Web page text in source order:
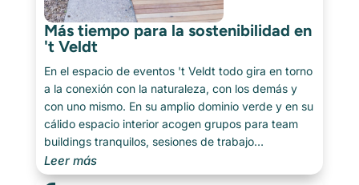
Más tiempo para la sostenibilidad en
't Veldt
En el espacio de eventos 't Veldt todo gira en torno
a la conexión con la naturaleza, con los demás y
con uno mismo. En su amplio dominio verde y en su
cálido espacio interior acogen grupos para team
buildings tranquilos, sesiones de trabajo
inspiradoras o celebraciones con ambiente. Todo lo
que hacen transmite calma y atención al momento
Leer más